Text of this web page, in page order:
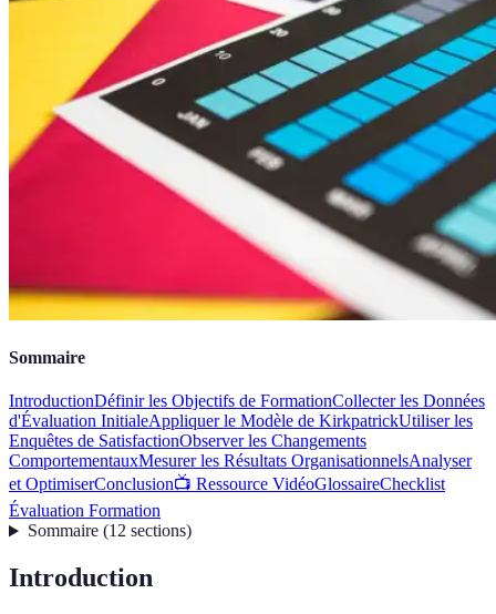
Sommaire
IntroductionDéfinir les Objectifs de FormationCollecter les Données
d'Évaluation InitialeAppliquer le Modèle de KirkpatrickUtiliser les
Enquêtes de SatisfactionObserver les Changements
ComportementauxMesurer les Résultats OrganisationnelsAnalyser
et OptimiserConclusion📺 Ressource VidéoGlossaireChecklist
Évaluation Formation
Sommaire(12 sections)
Introduction